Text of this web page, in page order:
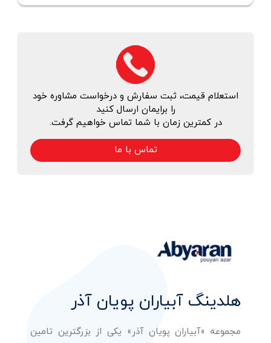
استعلام قیمت، ثبت سفارش و درخواست مشاوره خود
را برایمان ارسال کنید
در کمترین زمان با شما تماس خواهیم گرفت.
تماس با ما
هلدینگ آبیاران پویان آذر
مجموعه «آبیاران پویان آذر» یکی از بزرگترین تامین